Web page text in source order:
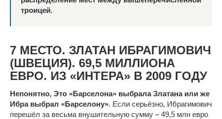
троицей.
7 МЕСТО. ЗЛАТАН ИБРАГИМОВИЧ
(ШВЕЦИЯ). 69,5 МИЛЛИОНА
ЕВРО. ИЗ «ИНТЕРА» В 2009 ГОДУ
Непонятно, Это «Барселона» выбрала Златана или же
Ибра выбрал «Барселону». Если серьёзно, Ибрагимович
перешёл за весьма внушительную сумму – 49,5 млн евро